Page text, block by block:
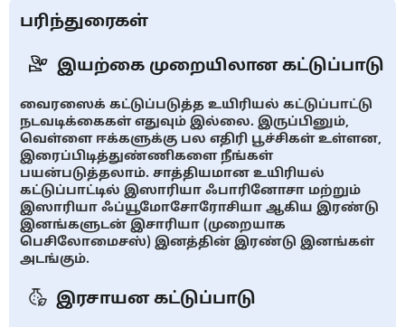
பரிந்துரைகள்
இயற்கை முறையிலான கட்டுப்பாடு
வைரஸைக் கட்டுப்படுத்த உயிரியல் கட்டுப்பாட்டு
நடவடிக்கைகள் எதுவும் இல்லை. இருப்பினும்,
வெள்ளை ஈக்களுக்கு பல எதிரி பூச்சிகள் உள்ளன,
இரைப்பிடித்துண்ணிகளை நீங்கள்
பயன்படுத்தலாம். சாத்தியமான உயிரியல்
கட்டுப்பாட்டில் இஸாரியா ஃபாரினோசா மற்றும்
இஸாரியா ஃப்யூமோசோரோசியா ஆகிய இரண்டு
இனங்களுடன் இசாரியா (முறையாக
பெசிலோமைசஸ்) இனத்தின் இரண்டு இனங்கள்
அடங்கும்.
இரசாயன கட்டுப்பாடு